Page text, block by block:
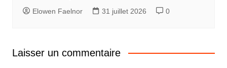
Elowen Faelnor 31 juillet 2026 0
Laisser un commentaire